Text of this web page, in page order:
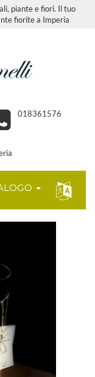
piante e fiori. Il tuo
fiorite a Imperia
018361576